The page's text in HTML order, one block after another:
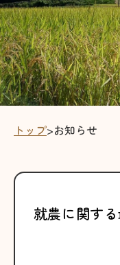
トップ>お知らせ
就農に関す